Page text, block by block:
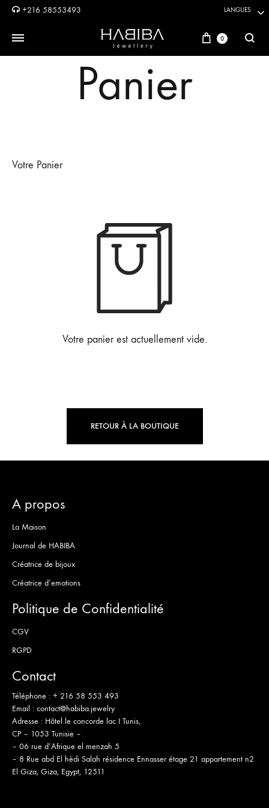
+216 58553493 LANGUES
Panier
0
Panier
Votre Panier
Votre panier est actuellement vide.
RETOUR À LA BOUTIQUE
A propos
La Maison
Journal de HABIBA
Créatrice de bijoux
Créatrice d’emotions
Politique de Confidentialité
CGV
RGPD
Contact
Téléphone : + 216 58 553 493
Email : contact@habiba.jewelry
Adresse : Hôtel le concorde lac I Tunis,
CP – 1053 Tunisie –
– 06 rue d’Afrique el menzah 5
– 8 Rue abd El hèdi Salah résidence Ennasser étage 21 appartement n2
El Giza, Giza, Egypt, 12511